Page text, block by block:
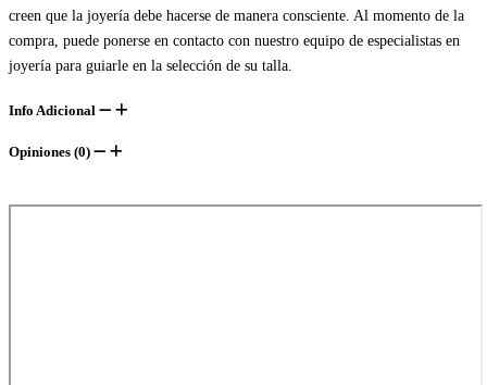
creen que la joyería debe hacerse de manera consciente. Al momento de la
compra, puede ponerse en contacto con nuestro equipo de especialistas en
joyería para guiarle en la selección de su talla.
Info Adicional
Opiniones (0)